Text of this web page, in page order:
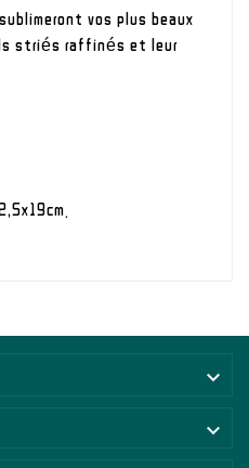
vos plus beaux
striés raffinés et leur

